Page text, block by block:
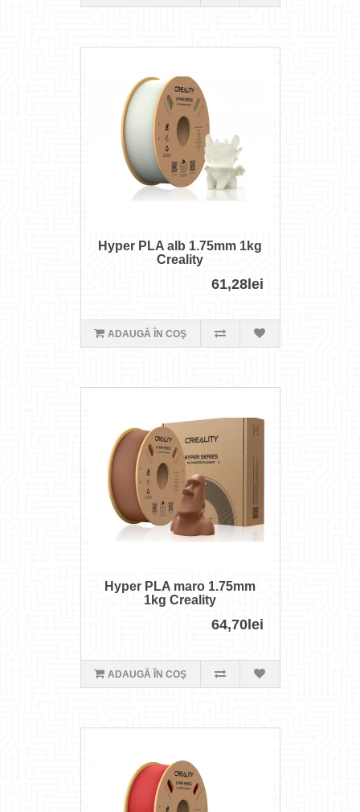
Hyper PLA alb 1.75mm 1kg
Creality
61,28lei
ADAUGĂ ÎN COŞ
Hyper PLA maro 1.75mm
1kg Creality
64,70lei
ADAUGĂ ÎN COŞ